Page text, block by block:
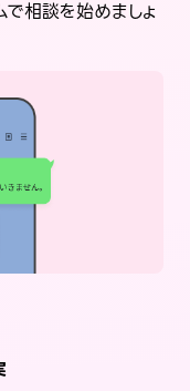
で相談を始めましょ